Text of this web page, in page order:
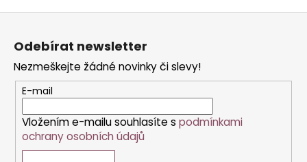
ř
e
b
u
e
Z
Odebírat newsletter
Nezmeškejte žádné novinky či slevy!
E-mail
Vložením e-mailu souhlasíte s podmínkami
ochrany osobních údajů